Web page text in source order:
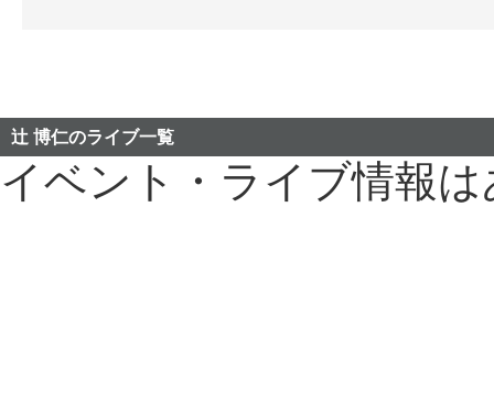
辻 博仁のライブ一覧
イベント・ライブ情報